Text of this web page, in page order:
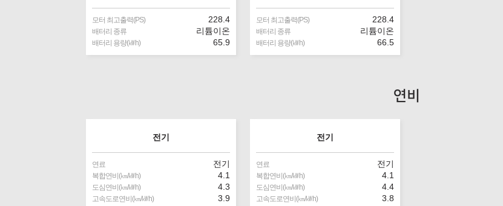
모터 최고출력(PS) 228.4
배터리 종류 리튬이온
배터리 용량(㎾h) 65.9
모터 최고출력(PS) 228.4
배터리 종류 리튬이온
배터리 용량(㎾h) 66.5
연비
전기
연료 전기
복합연비(㎞/㎾h) 4.1
도심연비(㎞/㎾h) 4.3
고속도로연비(㎞/㎾h)
3.9
전기
연료 전기
복합연비(㎞/㎾h) 4.1
도심연비(㎞/㎾h) 4.4
고속도로연비(㎞/㎾h)
3.8